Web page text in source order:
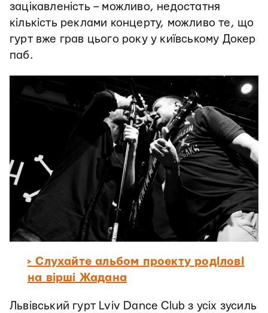
зацікавленість – можливо, недостатня
кількість реклами концерту, можливо те, що
гурт вже грав цього року у київському Докер
паб.
> Слухайте альбом проекту родІловІ
на вірші Жадана
Львівський гурт Lviv Dance Club з усіх зусиль